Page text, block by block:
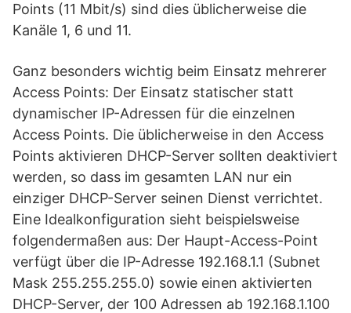
Points (11 Mbit/s) sind dies üblicherweise die
Kanäle 1, 6 und 11.
Ganz besonders wichtig beim Einsatz mehrerer
Access Points: Der Einsatz statischer statt
dynamischer IP-Adressen für die einzelnen
Access Points. Die üblicherweise in den Access
Points aktivieren DHCP-Server sollten deaktiviert
werden, so dass im gesamten LAN nur ein
einziger DHCP-Server seinen Dienst verrichtet.
Eine Idealkonfiguration sieht beispielsweise
folgendermaßen aus: Der Haupt-Access-Point
verfügt über die IP-Adresse 192.168.1.1 (Subnet
Mask 255.255.255.0) sowie einen aktivierten
DHCP-Server, der 100 Adressen ab 192.168.1.100